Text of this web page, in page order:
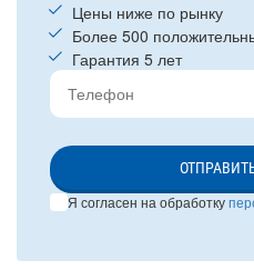
Цены ниже по рынку
Более 500
Гарантия 5 лет
Я согласен на обработку